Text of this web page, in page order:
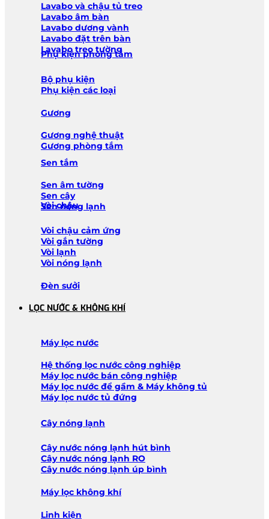
Lavabo và chậu tủ treo
Lavabo âm bàn
Lavabo dương vành
Lavabo đặt trên bàn
Lavabo treo tường
Phụ kiện phòng tắm
Bộ phụ kiện
Phụ kiện các loại
Gương
Gương nghệ thuật
Gương phòng tắm
Sen tắm
Sen âm tường
Sen cây
Sen nóng lạnh
Vòi chậu
Vòi chậu cảm ứng
Vòi gắn tường
Vòi lạnh
Vòi nóng lạnh
Đèn sưởi
LỌC NƯỚC & KHÔNG KHÍ
Máy lọc nước
Hệ thống lọc nước công nghiệp
Máy lọc nước bán công nghiệp
Máy lọc nước để gầm & Máy không tủ
Máy lọc nước tủ đứng
Cây nóng lạnh
Cây nước nóng lạnh hút bình
Cây nước nóng lạnh RO
Cây nước nóng lạnh úp bình
Máy lọc không khí
Linh kiện